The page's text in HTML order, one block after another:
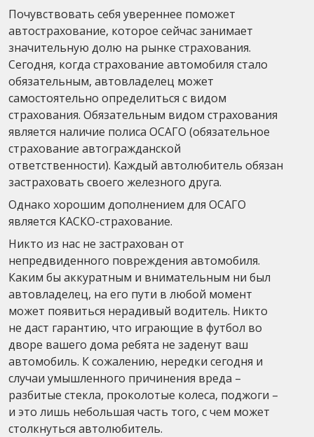
Почувствовать себя увереннее поможет
автострахование, которое сейчас занимает
значительную долю на рынке страхования.
Сегодня, когда страхование автомобиля стало
обязательным, автовладелец может
самостоятельно определиться с видом
страхования. Обязательным видом страхования
является наличие полиса ОСАГО (обязательное
страхование автогражданской
ответственности). Каждый автолюбитель обязан
застраховать своего железного друга.
Однако хорошим дополнением для ОСАГО
является КАСКО-страхование.
Никто из нас не застрахован от
непредвиденного повреждения автомобиля.
Каким бы аккуратным и внимательным ни был
автовладелец, на его пути в любой момент
может появиться нерадивый водитель. Никто
не даст гарантию, что играющие в футбол во
дворе вашего дома ребята не заденут ваш
автомобиль. К сожалению, нередки сегодня и
случаи умышленного причинения вреда –
разбитые стекла, проколотые колеса, поджоги –
и это лишь небольшая часть того, с чем может
столкнуться автолюбитель.